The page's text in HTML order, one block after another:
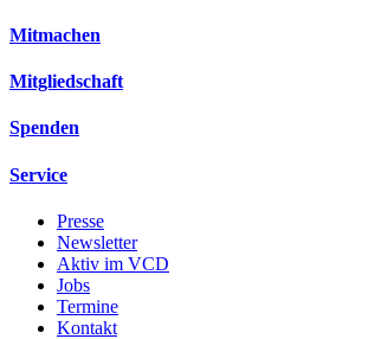
Mitmachen
Mitgliedschaft
Spenden
Service
Presse
Newsletter
Aktiv im VCD
Jobs
Termine
Kontakt